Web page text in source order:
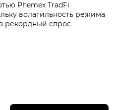
Phemex TradFi
волатильность режима
рекордный спрос